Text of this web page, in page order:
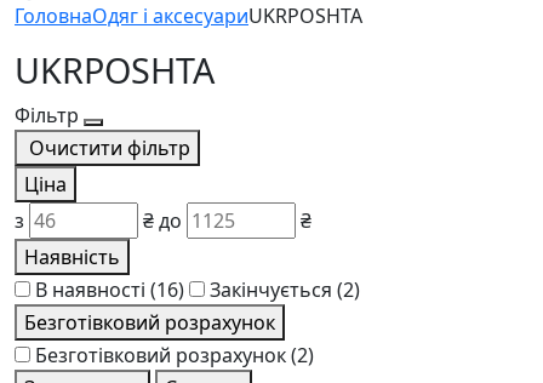
ГоловнаОдяг і аксесуариUKRPOSHTA
UKRPOSHTA
Фільтр
Очистити фільтр
Ціна
з
₴до
₴
Наявність
В наявності (16) Закінчується (2)
Безготівковий розрахунок
Безготівковий розрахунок(2)